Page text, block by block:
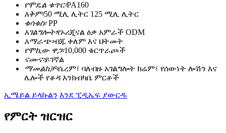
የሞዴል ቁጥር፡PA160
አቅም፡50 ሚሊ ሊትር 125 ሚሊ ሊትር
ቁሳቁስ፡PP
አገልግሎት፡የኦሪጂናል ዕቃ አምራች ODM
አማራጭ፡ብጁ ቀለም እና ህትመት
የሞኪው ዋጋ፡10,000 ቁርጥራጮች
ናሙና፡ይገኛል
ማመልከቻ፡ሴረም፣ ባለብዙ አገልግሎት ክሬም፣ የሰውነት ሎሽን እና
ሌሎች የቆዳ እንክብካቤ ምርቶች
ኢሜይል ይላኩልን እንደ ፒዲኤፍ ያውርዱ
የምርት ዝርዝር